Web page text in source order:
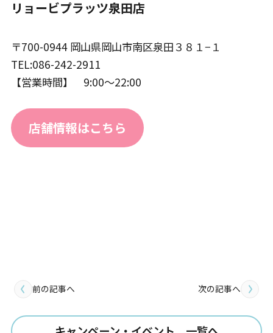
リョービプラッツ泉田店
〒700-0944 岡山県岡山市南区泉田３８１−１
TEL:086-242-2911
【営業時間】 9:00～22:00
店舗情報はこちら
前の記事へ 次の記事へ